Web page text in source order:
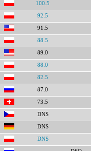
100.5
92.5
91.5
88.5
89.0
88.0
82.5
87.0
73.5
DNS
DNS
DNS